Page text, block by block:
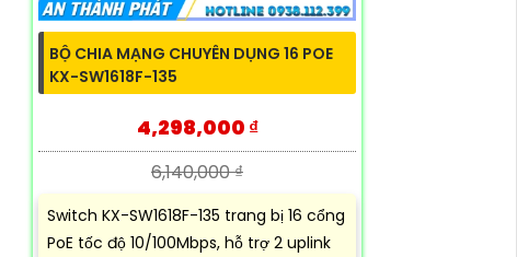
BỘ CHIA MẠNG CHUYÊN DỤNG 16 POE
KX-SW1618F-135
4,298,000 ₫
6,140,000 ₫
Switch KX-SW1618F-135 trang bị 16 cổng
PoE tốc độ 10/100Mbps, hỗ trợ 2 uplink